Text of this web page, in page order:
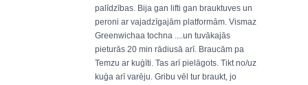
palīdzības. Bija gan lifti gan brauktuves un
peroni ar vajadzīgajām platformām. Vismaz
Greenwichaa tochna ....un tuvākajās
pieturās 20 min rādiusā arī. Braucām pa
Temzu ar kuģīti. Tas arī pielāgots. Tikt no/uz
kuģa arī varēju. Gribu vēl tur braukt, jo